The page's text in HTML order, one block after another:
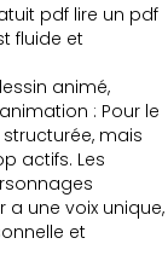
pdf lire un pdf
fluide et
animé,
: Pour le
mais
actifs. Les
a une voix unique,
et